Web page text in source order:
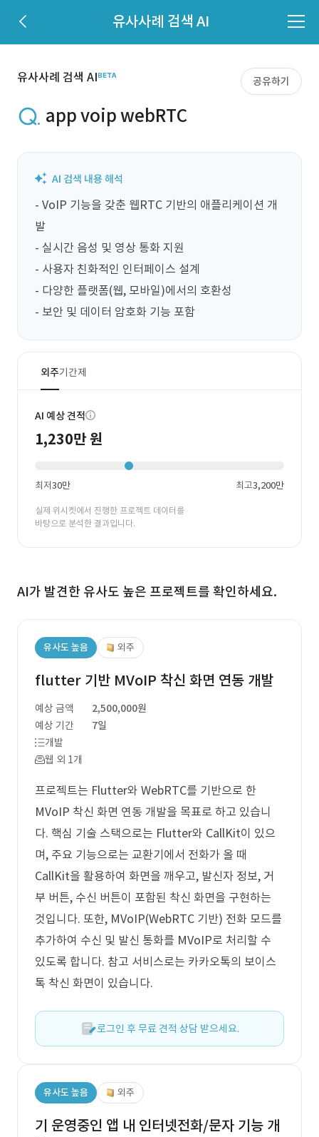
유사사례 검색 AI
유사사례 검색 AI 공유하기
app voip webRTC
- VoIP 기능을 갖춘 웹RTC 기반의 애플리케이션 개
발
- 실시간 음성 및 영상 통화 지원
- 사용자 친화적인 인터페이스 설계
- 다양한 플랫폼(웹, 모바일)에서의 호환성
- 보안 및 데이터 암호화 기능 포함
외주기간제
AI 예상 견적
1,230만 원
최저30만 최고3,200만
실제 위시켓에서 진행한 프로젝트 데이터를
바탕으로 분석한 결과입니다.
AI가 발견한 유사도 높은 프로젝트를 확인하세요.
유사도 높음 외주
flutter 기반 MVoIP 착신 화면 연동 개발
예상 금액
2,500,000원
예상 기간
7일
개발
웹 외 1개
프로젝트는 Flutter와 WebRTC를 기반으로 한
MVoIP 착신 화면 연동 개발을 목표로 하고 있습니
다. 핵심 기술 스택으로는 Flutter와 CallKit이 있으
며, 주요 기능으로는 교환기에서 전화가 올 때
CallKit을 활용하여 화면을 깨우고, 발신자 정보, 거
부 버튼, 수신 버튼이 포함된 착신 화면을 구현하는
것입니다. 또한, MVoIP(WebRTC 기반) 전화 모드를
추가하여 수신 및 발신 통화를 MVoIP로 처리할 수
있도록 합니다. 참고 서비스로는 카카오톡의 보이스
톡 착신 화면이 있습니다.
로그인 후 무료 견적 상담 받으세요.
유사도 높음 외주
기 운영중인 앱 내 인터넷전화/문자 기능 개